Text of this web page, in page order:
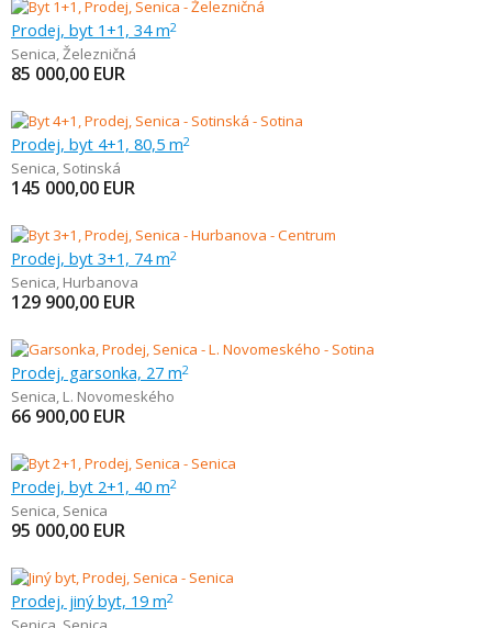
Prodej, byt 1+1, 34 m2
Senica,Železničná
85 000,00 EUR
Prodej, byt 4+1, 80,5 m2
Senica, Sotinská
145 000,00 EUR
Prodej, byt 3+1, 74 m2
Senica, Hurbanova
129 900,00 EUR
Prodej, garsonka, 27 m2
Senica, L. Novomeského
66 900,00 EUR
Prodej, byt 2+1, 40 m2
Senica, Senica
95 000,00 EUR
Prodej, jiný byt, 19 m2